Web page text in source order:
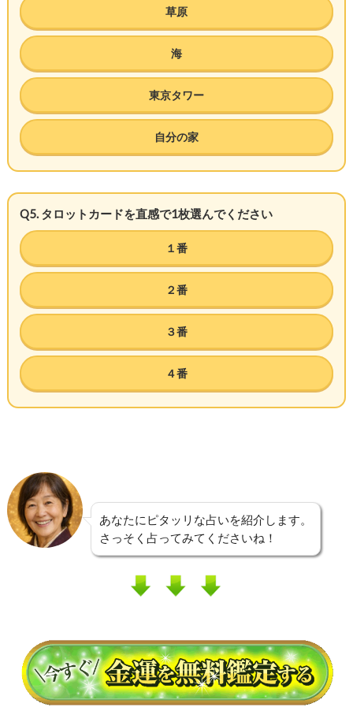
草原
海
東京タワー
自分の家
Q5. タロットカードを直感で1枚選んでください
１番
２番
３番
４番
あなたにピタッリな占いを紹介します。
さっそく占ってみてくださいね！